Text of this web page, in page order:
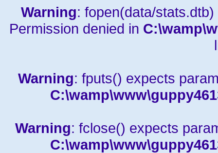
Warning: fopen(data/stats.dtb)
Permission denied in
Warning: fputs() expects
Warning: fclose() expects